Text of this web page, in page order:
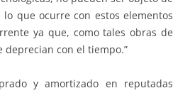
que ocurre con estos elementos
ya que, como tales obras de
con el tiempo.”
y amortizado en reputadas